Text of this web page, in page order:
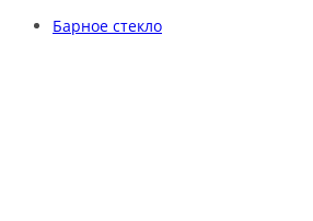
Барное стекло